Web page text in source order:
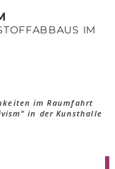
IM
im Raumfahrt
in der Kunsthalle